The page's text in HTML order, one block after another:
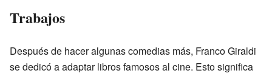
Trabajos
Después de hacer algunas comedias más, Franco Giraldi
se dedicó a adaptar libros famosos al cine. Esto significa